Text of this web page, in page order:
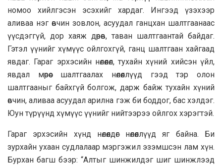
номоо хийлгэсэн эсэхийг хардаг. Ингээд үзэхээр
аливаа нэг өвчин зовлон, асуудал ганцхан шалтгаанаас
үүсдэггүй, дор хаяж дөрөв, таван шалтгаантай байдаг.
Гэтэл үүнийг хүмүүс ойлгохгүй, ганц шалтгаан хайгаад
явдаг. Гараг эрхэсийн нөлөөлөл, тухайн хүний хийсэн үйл,
явдал мөрөөс шалтгаалах нөлөөллүүд гээд тэр олон
шалтгааныг байхгүй болгож, дарж байж тухайн хүний
өвчин, аливаа асуудал арилна гэж би боддог, бас хэлдэг.
Юун түрүүнд хүмүүс үүнийг нийтээрээ ойлгох хэрэгтэй.
Гараг эрхэсийн хүнд нөлөөлдөг нөлөөллүүд яг байна. Би
зурхайн ухаан судлалаар мэргэжил эзэмшсэн лам хүн.
Бурхан багш бээр: “Алтыг шинжилдэг шиг шинжлээд